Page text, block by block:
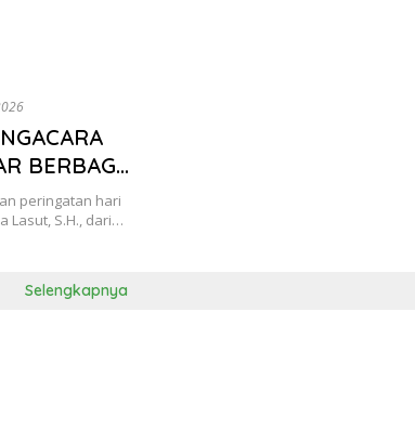
BERBAGI
YATIM DI
peringatan hari
Lasut, S.H., dari…
Selengkapnya